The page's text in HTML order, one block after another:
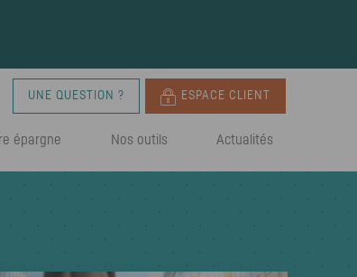
UNE QUESTION ? ESPACE CLIENT
épargne Nos outils Actualités